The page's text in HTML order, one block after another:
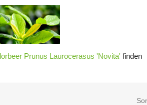
Prunus Laurocerasus 'Novita' finden